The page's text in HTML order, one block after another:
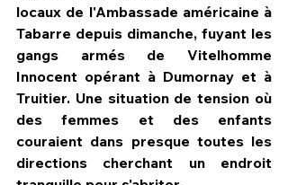
locaux de l'Ambassade américaine à
Tabarre depuis dimanche, fuyant les
gangs armés de Vitelhomme
Innocent opérant à Dumornay et à
Truitier. Une situation de tension où
des femmes et des enfants
couraient dans presque toutes les
directions cherchant un endroit